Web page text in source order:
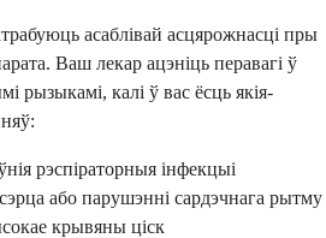
асаблівай асцярожнасці пры
Ваш лекар ацэніць перавагі ў
рызыкамі, калі ў вас ёсць якія-
рэспіраторныя інфекцыі
або парушэнні сардэчнага рытму
крывяны ціск